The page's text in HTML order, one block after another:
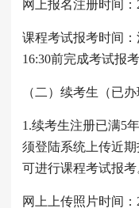
网上报名注册时间：
课程考试报考时间：
16:30前完成考试报考
（二）续考生（已
1.续考生注册已满5
须登陆系统上传近
可进行课程考试报考
网上上传照片时间：